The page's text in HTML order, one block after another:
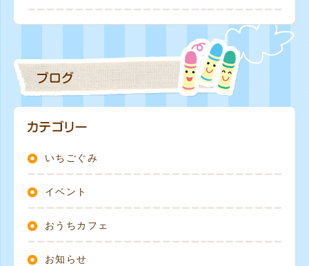
いちごぐみ
イベント
おうちカフェ
お知らせ